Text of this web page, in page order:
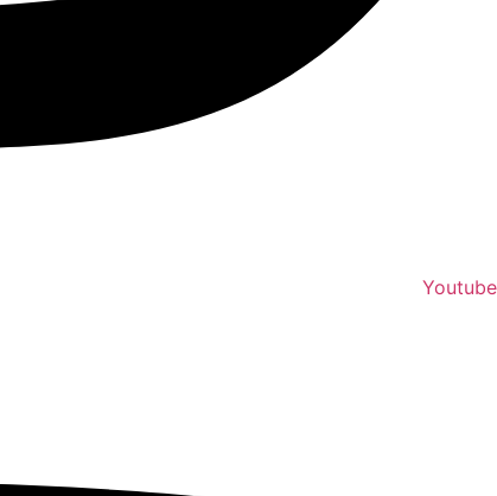
Youtube